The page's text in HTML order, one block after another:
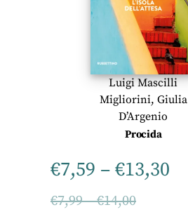
Luigi Mascilli
Migliorini, Giulia
D’Argenio
Procida
€7,59 – €13,30
€7,99–€14,00